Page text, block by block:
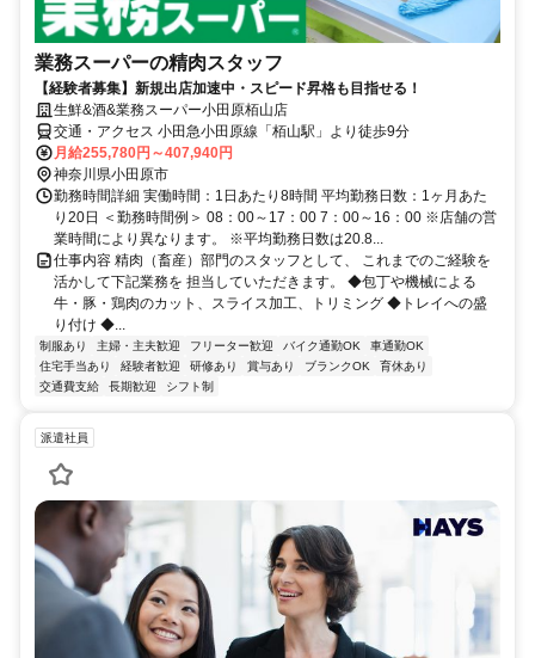
業務スーパーの精肉スタッフ
【経験者募集】新規出店加速中・スピード昇格も目指せる！
生鮮&酒&業務スーパー小田原栢山店
交通・アクセス 小田急小田原線「栢山駅」より徒歩9分
月給255,780円～407,940円
神奈川県小田原市
勤務時間詳細 実働時間：1日あたり8時間 平均勤務日数：1ヶ月あた
り20日 ＜勤務時間例＞ 08：00～17：00 7：00～16：00 ※店舗の営
業時間により異なります。 ※平均勤務日数は20.8...
仕事内容 精肉（畜産）部門のスタッフとして、 これまでのご経験を
活かして下記業務を 担当していただきます。 ◆包丁や機械による
牛・豚・鶏肉のカット、スライス加工、トリミング ◆トレイへの盛
り付け ◆...
制服あり 主婦・主夫歓迎 フリーター歓迎 バイク通勤OK
車通勤OK
住宅手当あり
経験者歓迎 研修あり 賞与あり ブランクOK
育休あり
交通費支給
長期歓迎 シフト制
派遣社員